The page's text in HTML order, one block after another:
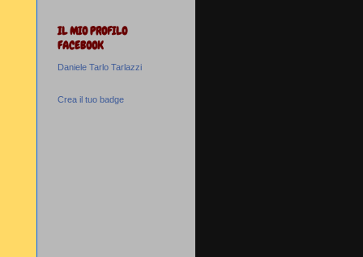
IL MIO PROFILO
FACEBOOK
Daniele Tarlo Tarlazzi
Crea il tuo badge